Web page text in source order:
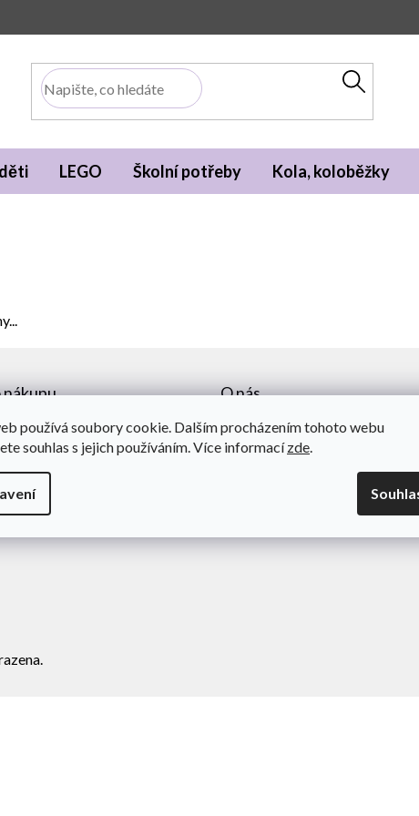
používá soubory cookie. Dalším procházením tohoto webu
souhlas s jejich používáním. Více informacízde.
LEGO Školní potřeby Kola, koloběžky
nákupu
podmínky
a platba
O nás
Novinky
Kontakty